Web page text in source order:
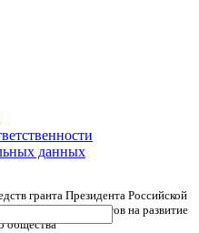
данных
гранта Президента Российской
грантов на развитие
общества